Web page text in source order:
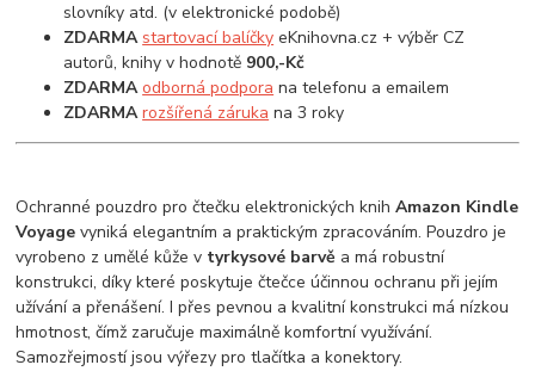
slovníky atd. (v elektronické podobě)
ZDARMA startovací balíčky eKnihovna.cz + výběr CZ
autorů, knihy v hodnotě 900,-Kč
ZDARMA odborná podpora na telefonu a emailem
ZDARMA rozšířená záruka na 3 roky
Ochranné pouzdro pro čtečku elektronických knihAmazon Kindle
Voyage vyniká elegantním a praktickým zpracováním. Pouzdro je
vyrobeno z umělé kůže v tyrkysové barvě a má robustní
konstrukci, díky které poskytuje čtečce účinnou ochranu při jejím
užívání a přenášení. I přes pevnou a kvalitní konstrukci má nízkou
hmotnost, čímž zaručuje maximálně komfortní využívání.
Samozřejmostí jsou výřezy pro tlačítka a konektory.